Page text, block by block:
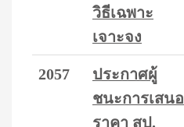
วิธีเฉพาะ
เจาะจง
2057
ประกาศผู้
ชนะการเสนอ
ราคา สป.